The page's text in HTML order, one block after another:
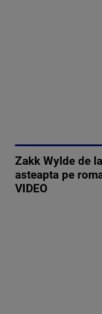
Zakk Wylde de
asteapta pe
VIDEO